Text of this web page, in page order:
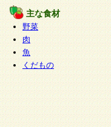
5.当社がお聞
で提 供いただ
自らの個人情
をお預かりい
商品やサービ
了承ください。
主な食材
野菜
肉
魚
くだもの